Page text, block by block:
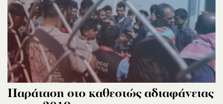
Παράταση στο καθεστώς αδιαφάνειας